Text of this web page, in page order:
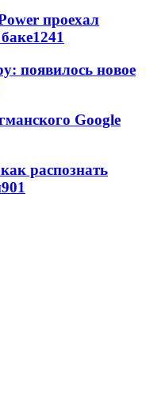
проехал
1241
появилось новое
Google
распознать
901